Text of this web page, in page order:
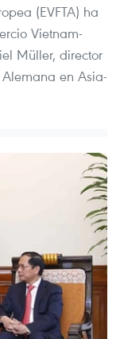
(EVFTA) ha
Vietnam-
Müller, director
en Asia-